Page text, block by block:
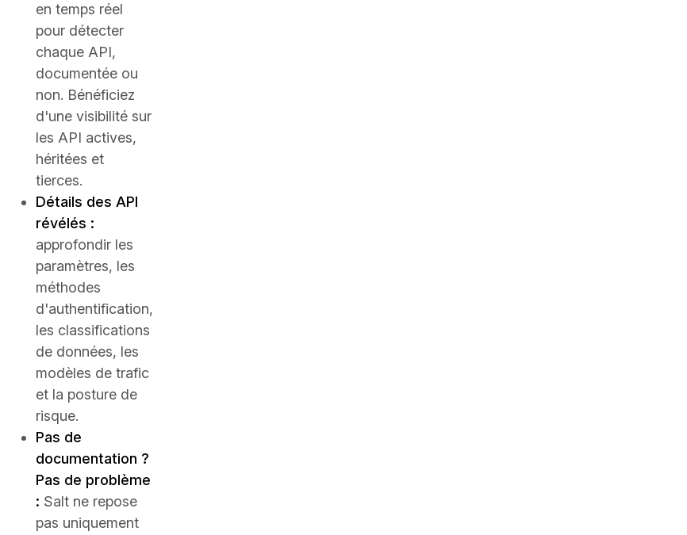
en temps réel
pour détecter
chaque API,
documentée ou
non. Bénéficiez
d'une visibilité sur
les API actives,
héritées et
tierces.
Détails des API
révélés :
approfondir les
paramètres, les
méthodes
d'authentification,
les classifications
de données, les
modèles de trafic
et la posture de
risque.
Pas de
documentation ?
Pas de problème
: Salt ne repose
pas uniquement